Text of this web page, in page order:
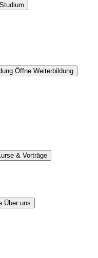
Öffne Weiterbildung
& Vorträge
Über uns